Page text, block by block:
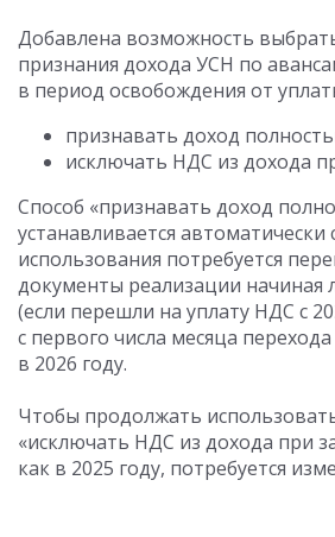
Добавлена возможность
признания дохода УСН по
в период освобождения от
признавать доход
исключать НДС из дохода
Способ «признавать доход
устанавливается автоматически
использования потребуется
документы реализации начиная
(если перешли на уплату НДС с
с первого числа месяца
в 2026 году.
Чтобы продолжать
«исключать НДС из дохода при
как в 2025 году, потребуется